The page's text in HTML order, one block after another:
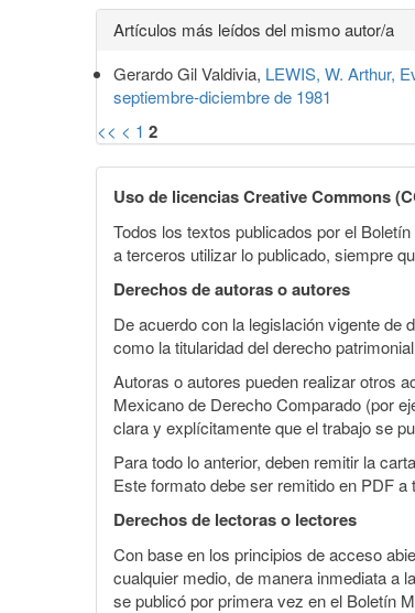
Detalles
del
artículo
Artículos más leídos del mismo autor/a
Gerardo Gil Valdivia, LEWIS, W. Arthur,
septiembre-diciembre de 1981
<< < 1 2
Uso de licencias Creative Commons
Todos los textos publicados por el
a terceros utilizar lo publicado, siempre
Derechos de autoras o autores
De acuerdo con la legislación vigente
como la titularidad del derecho
Autoras o autores pueden realizar otros
Mexicano de Derecho Comparado (por
clara y explícitamente que el trabajo se
Para todo lo anterior, deben remitir la
Este formato debe ser remitido en PDF
Derechos de lectoras o lectores
Con base en los principios de acceso
cualquier medio, de manera inmediata a
se publicó por primera vez en el Boletín